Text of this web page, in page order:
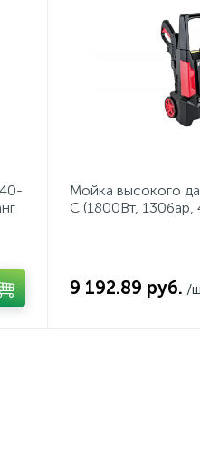
Мойка высокого
C (1800Вт, 130бар,
9 192.89 руб. /